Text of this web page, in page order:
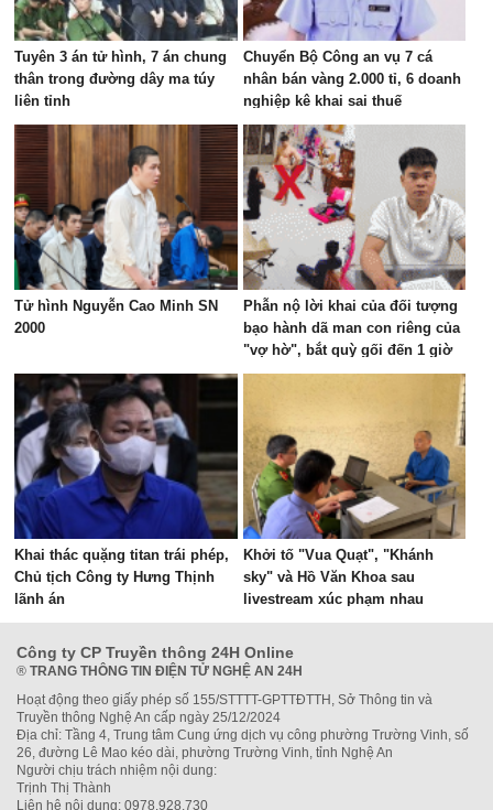
Tuyên 3 án tử hình, 7 án chung
thân trong đường dây ma túy
liên tỉnh
Chuyển Bộ Công an vụ 7 cá
nhân bán vàng 2.000 tỉ, 6 doanh
nghiệp kê khai sai thuế
Tử hình Nguyễn Cao Minh SN
2000
Phẫn nộ lời khai của đối tượng
bạo hành dã man con riêng của
"vợ hờ", bắt quỳ gối đến 1 giờ
sáng
Khai thác quặng titan trái phép,
Chủ tịch Công ty Hưng Thịnh
lãnh án
Khởi tố "Vua Quạt", "Khánh
sky" và Hồ Văn Khoa sau
livestream xúc phạm nhau
Công ty CP Truyền thông 24H Online
® TRANG THÔNG TIN ĐIỆN TỬ NGHỆ AN 24H
Hoạt động theo giấy phép số 155/STTTT-GPTTĐTTH, Sở Thông tin và
Truyền thông Nghệ An cấp ngày 25/12/2024
Địa chỉ: Tầng 4, Trung tâm Cung ứng dịch vụ công phường Trường Vinh, số
26, đường Lê Mao kéo dài, phường Trường Vinh, tỉnh Nghệ An
Người chịu trách nhiệm nội dung:
Trịnh Thị Thành
Liên hệ nội dung: 0978.928.730